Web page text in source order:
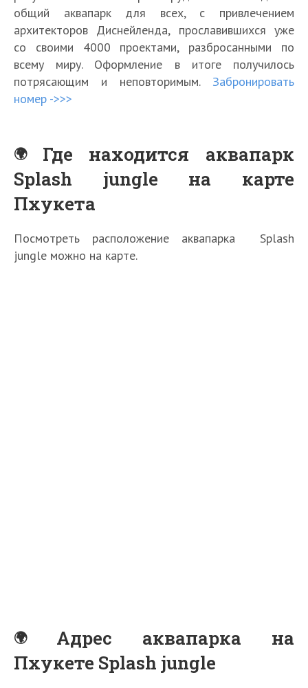
общий аквапарк для всех, с привлечением
архитекторов Диснейленда, прославившихся уже
со своими 4000 проектами, разбросанными по
всему миру. Оформление в итоге получилось
потрясающим и неповторимым. Забронировать
номер ->>>
Где находится аквапарк
Splash jungle на карте
Пхукета
Посмотреть расположение аквапарка Splash
jungle можно на карте.
Адрес аквапарка на
Пхукете Splash jungle